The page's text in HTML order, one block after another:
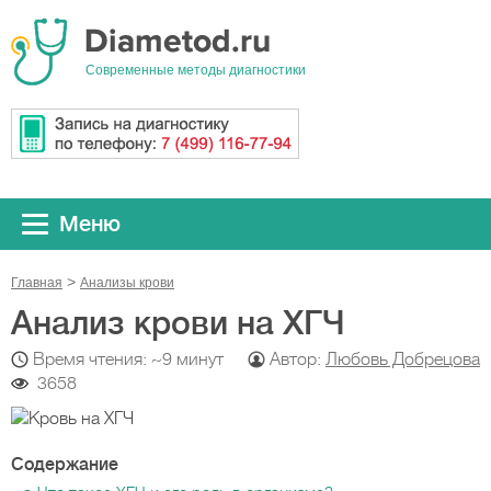
Cовременные методы диагностики
Меню
Главная Анализы крови
Анализ крови на ХГЧ
Время чтения: ~9 минут Автор: Любовь Добрецова
3658
Содержание